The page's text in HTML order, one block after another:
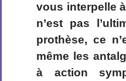
vous interpelle
n’est pas
prothèse, ce
même les
à action